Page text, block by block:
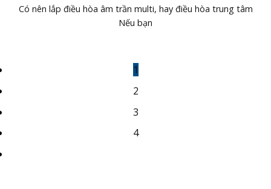
Có nên lắp điều hòa âm trần multi, hay điều hòa trung tâm
Nếu bạn
1
2
3
4